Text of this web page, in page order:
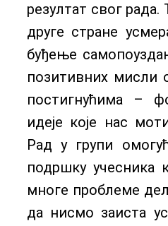
резултат свог
друге стране
буђење
позитивних мисли
постигнућима –
идеје које нас
Рад у групи
подршку учесника
многе проблеме
да нисмо заиста